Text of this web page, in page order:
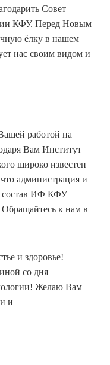
Совет
КФУ. Перед Новым
ёлку в нашем
нас своим видом и
работой на
Вам Институт
широко известен
администрация и
состав ИФ КФУ
к нам в
и здоровье!
со дня
Желаю Вам
и